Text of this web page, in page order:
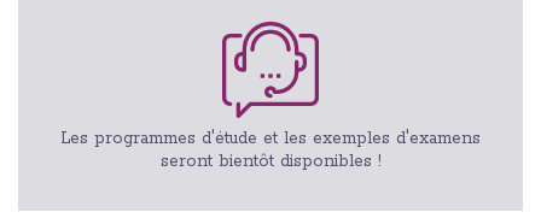
Les programmes d'étude et les exemples d'examens
seront bientôt disponibles !